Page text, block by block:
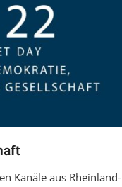
Kanäle aus Rheinland-